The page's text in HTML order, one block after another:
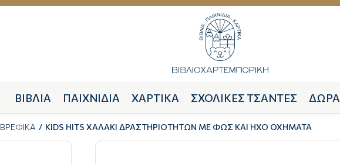
ΒΙΒΛΙΑ ΠΑΙΧΝΙΔΙΑ ΧΑΡΤΙΚΑ ΣΧΟΛΙΚΕΣ ΤΣΑΝΤΕΣ ΔΩΡΑ
ΒΡΕΦΙΚΑ KIDS HITS ΧΑΛΑΚΙ ΔΡΑΣΤΗΡΙΟΤΗΤΩΝ ΜΕ ΦΩΣ ΚΑΙ ΗΧΟ ΟΧΗΜΑΤΑ